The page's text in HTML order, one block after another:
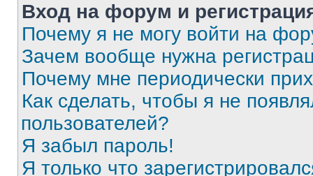
Вход на форум и
Почему я не могу войти на
Зачем вообще нужна
Почему мне периодически
Как сделать, чтобы я не
пользователей?
Я забыл пароль!
Я только что